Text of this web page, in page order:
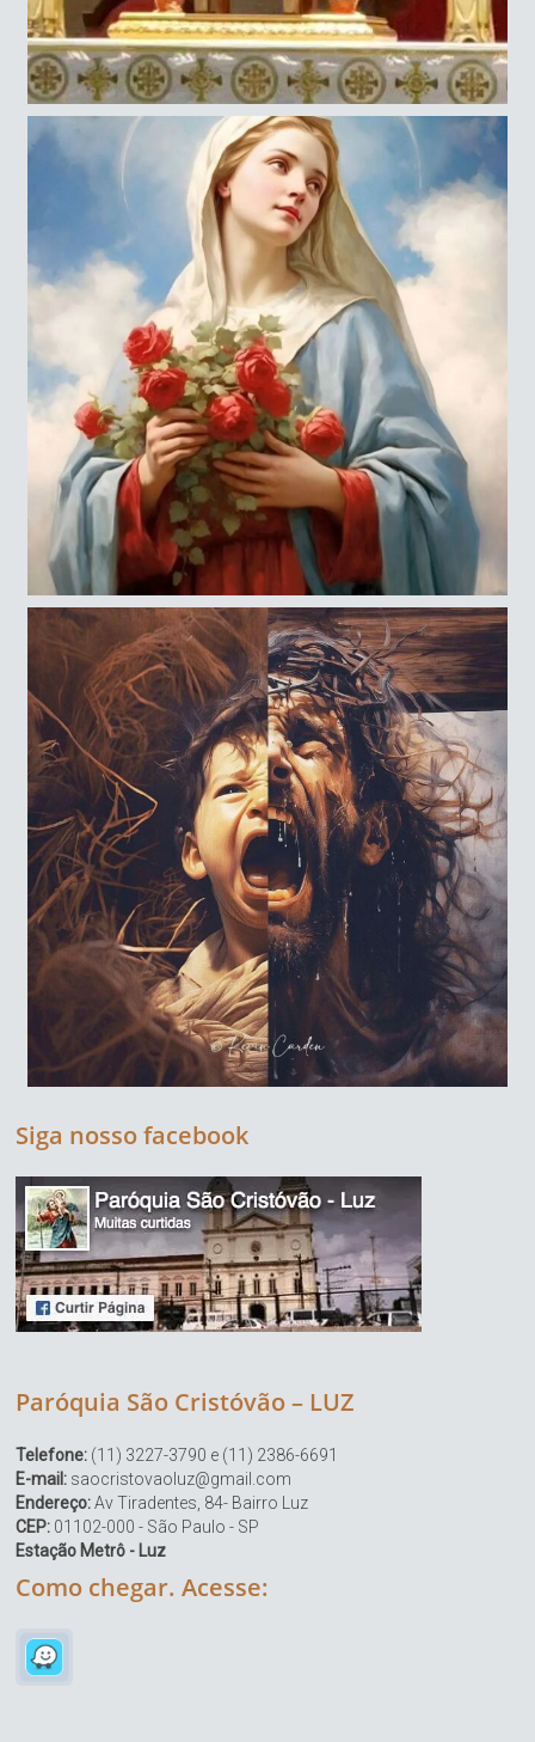
Siga nosso facebook
Paróquia São Cristóvão – LUZ
Telefone: (11) 3227-3790 e (11) 2386-6691
E-mail: saocristovaoluz@gmail.com
Endereço:Av Tiradentes, 84- Bairro Luz
CEP: 01102-000 - São Paulo - SP
Estação Metrô - Luz
Como chegar. Acesse: